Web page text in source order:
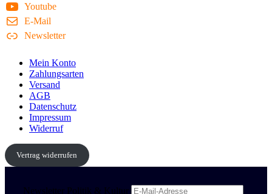
Youtube
E-Mail
Newsletter
Mein Konto
Zahlungsarten
Versand
AGB
Datenschutz
Impressum
Widerruf
Vertrag widerrufen
Newsletter Politik & Kultur